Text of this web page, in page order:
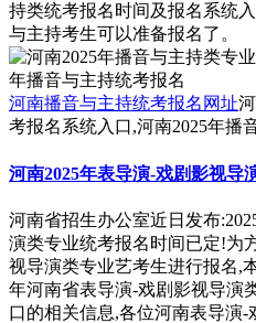
持类统考报名时间及报名系统
与主持考生可以准备报名了。
河南播音与主持统考报名网址
考报名系统入口,河南2025年播
河南2025年表导演-戏剧影视导
河南省招生办公室近日发布
演类专业统考报名时间已定!为
视导演类专业艺考生进行报名,
年河南省表导演-戏剧影视导演
口的相关信息,各位河南表导演